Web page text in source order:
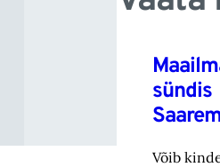
sündis
Võib